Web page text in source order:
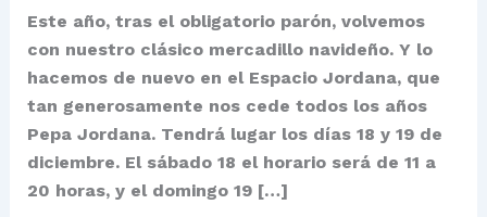
Este año, tras el obligatorio parón, volvemos
con nuestro clásico mercadillo navideño. Y lo
hacemos de nuevo en el Espacio Jordana, que
tan generosamente nos cede todos los años
Pepa Jordana. Tendrá lugar los días 18 y 19 de
diciembre. El sábado 18 el horario será de 11 a
20 horas, y el domingo 19 […]